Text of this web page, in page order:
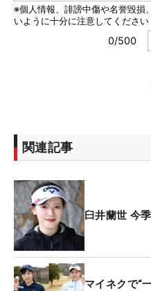
関連記事
臼井蘭世 今
マイネクで“